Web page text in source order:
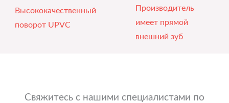
Высококачественный
поворот UPVC
Производитель
имеет прямой
внешний зуб
Свяжитесь с нашими специалистами по